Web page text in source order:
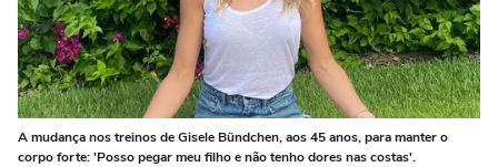
A mudança nos treinos de Gisele Bündchen, aos 45 anos, para manter o
corpo forte: 'Posso pegar meu filho e não tenho dores nas costas'.